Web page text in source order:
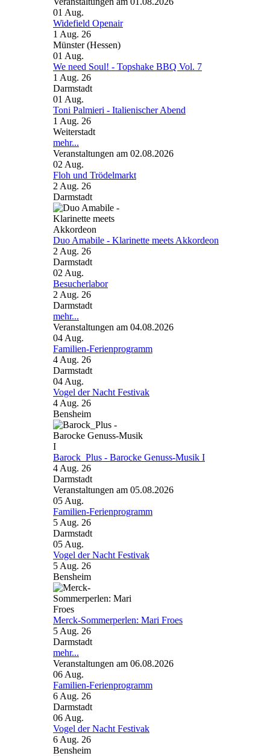
01 Aug.
Widefield Openair
1 Aug. 26
Münster (Hessen)
01 Aug.
We need Soul! - Topshake BBQ Vol. 7
1 Aug. 26
Darmstadt
01 Aug.
Toni Palmieri - Italienischer Abend
1 Aug. 26
Weiterstadt
mehr...
Veranstaltungen am 02.08.2026
02 Aug.
Floh und Trödelmarkt
2 Aug. 26
Darmstadt
Duo Amabile - Klarinette meets Akkordeon
2 Aug. 26
Darmstadt
02 Aug.
Besucherlabor
2 Aug. 26
Darmstadt
mehr...
Veranstaltungen am 04.08.2026
04 Aug.
Familien-Ferienprogramm
4 Aug. 26
Darmstadt
04 Aug.
Vogel der Nacht Festivak
4 Aug. 26
Bensheim
Barock_Plus - Barocke Genuss-Musik I
4 Aug. 26
Darmstadt
Veranstaltungen am 05.08.2026
05 Aug.
Familien-Ferienprogramm
5 Aug. 26
Darmstadt
05 Aug.
Vogel der Nacht Festivak
5 Aug. 26
Bensheim
Merck-Sommerperlen: Mari Froes
5 Aug. 26
Darmstadt
mehr...
Veranstaltungen am 06.08.2026
06 Aug.
Familien-Ferienprogramm
6 Aug. 26
Darmstadt
06 Aug.
Vogel der Nacht Festivak
6 Aug. 26
Bensheim